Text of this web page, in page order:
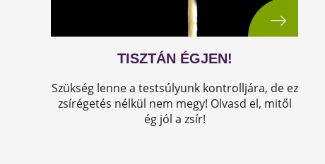
TISZTÁN ÉGJEN!
Szükség lenne a testsúlyunk kontrolljára, de ez
zsírégetés nélkül nem megy! Olvasd el, mitől
ég jól a zsír!